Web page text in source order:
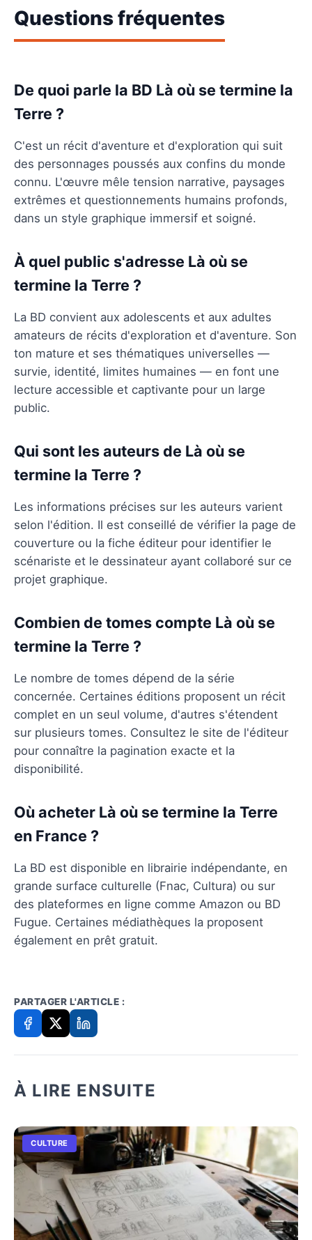
Questions fréquentes
De quoi parle la BD Là où se termine la
Terre ?
C'est un récit d'aventure et d'exploration qui suit
des personnages poussés aux confins du monde
connu. L'œuvre mêle tension narrative, paysages
extrêmes et questionnements humains profonds,
dans un style graphique immersif et soigné.
À quel public s'adresse Là où se
termine la Terre ?
La BD convient aux adolescents et aux adultes
amateurs de récits d'exploration et d'aventure. Son
ton mature et ses thématiques universelles —
survie, identité, limites humaines — en font une
lecture accessible et captivante pour un large
public.
Qui sont les auteurs de Là où se
termine la Terre ?
Les informations précises sur les auteurs varient
selon l'édition. Il est conseillé de vérifier la page de
couverture ou la fiche éditeur pour identifier le
scénariste et le dessinateur ayant collaboré sur ce
projet graphique.
Combien de tomes compte Là où se
termine la Terre ?
Le nombre de tomes dépend de la série
concernée. Certaines éditions proposent un récit
complet en un seul volume, d'autres s'étendent
sur plusieurs tomes. Consultez le site de l'éditeur
pour connaître la pagination exacte et la
disponibilité.
Où acheter Là où se termine la Terre
en France ?
La BD est disponible en librairie indépendante, en
grande surface culturelle (Fnac, Cultura) ou sur
des plateformes en ligne comme Amazon ou BD
Fugue. Certaines médiathèques la proposent
également en prêt gratuit.
PARTAGER L'ARTICLE :
À LIRE ENSUITE
CULTURE